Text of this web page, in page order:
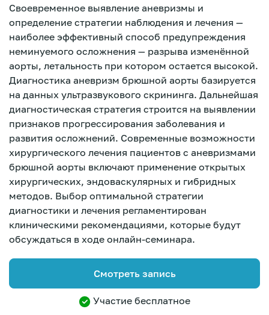
Зарегистрироваться
Своевременное выявление аневризмы и
определение стратегии наблюдения и лечения —
наиболее эффективный способ предупреждения
неминуемого осложнения — разрыва изменённой
аорты, летальность при котором остается высокой.
Диагностика аневризм брюшной аорты базируется
на данных ультразвукового скрининга. Дальнейшая
диагностическая стратегия строится на выявлении
признаков прогрессирования заболевания и
развития осложнений. Современные возможности
хирургического лечения пациентов с аневризмами
брюшной аорты включают применение открытых
хирургических, эндоваскулярных и гибридных
методов. Выбор оптимальной стратегии
диагностики и лечения регламентирован
клиническими рекомендациями, которые будут
обсуждаться в ходе онлайн-семинара.
Смотреть запись
Участие бесплатное